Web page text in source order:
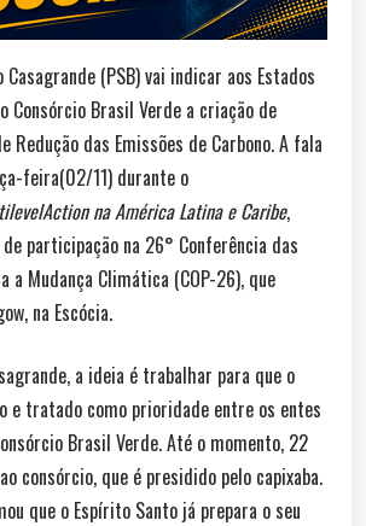
(PSB) vai indicar aos Estados
Consórcio Brasil Verde a criação de
Redução das Emissões de Carbono. A fala
feira(02/11) durante o
na América Latina e Caribe,
participação na 26° Conferência das
a Mudança Climática (COP-26), que
na Escócia.
a ideia é trabalhar para que o
e tratado como prioridade entre os entes
Brasil Verde. Até o momento, 22
consórcio, que é presidido pelo capixaba.
que o Espírito Santo já prepara o seu